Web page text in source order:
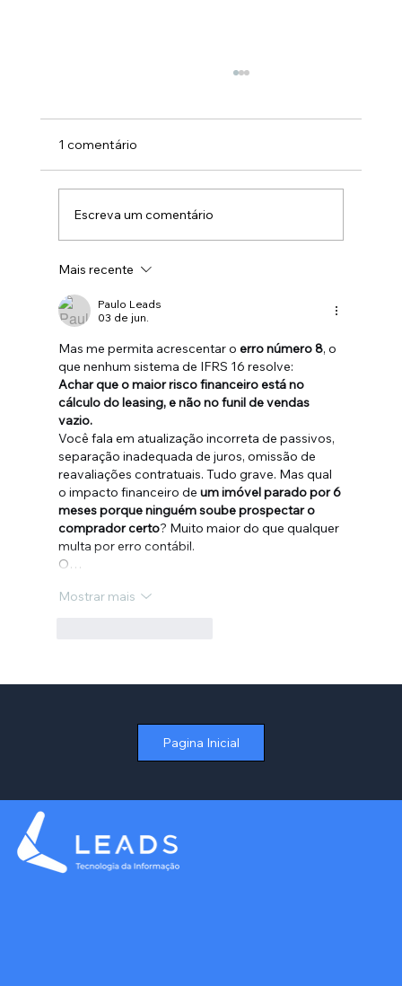
Pagina Inicial
de Aluguel no Varejo sem Depender de
Planilhas
1 comentário
Escreva um comentário
Mais recente
Paulo Leads
03 de jun.
Mas me permita acrescentar o erro número 8, o
que nenhum sistema de IFRS 16 resolve:
Achar que o maior risco financeiro está no
cálculo do leasing, e não no funil de vendas
vazio.
Você fala em atualização incorreta de passivos,
separação inadequada de juros, omissão de
reavaliações contratuais. Tudo grave. Mas qual
o impacto financeiro de um imóvel parado por 6
meses porque ninguém soube prospectar o
comprador certo? Muito maior do que qualquer
multa por erro contábil.
O…
Mostrar mais